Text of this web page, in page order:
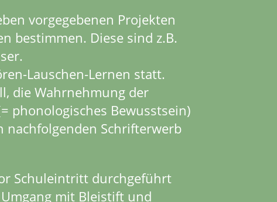
vorgegebenen Projekten
bestimmen. Diese sind z.B.
Lauschen-Lernen statt.
die Wahrnehmung der
phonologisches Bewusstsein)
nachfolgenden Schrifterwerb
Schuleintritt durchgeführt
mit Bleistift und